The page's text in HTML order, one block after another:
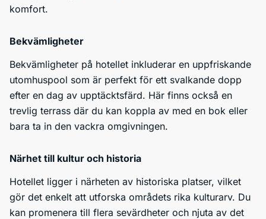
komfort.
Bekvämligheter
Bekvämligheter på hotellet inkluderar en uppfriskande
utomhuspool som är perfekt för ett svalkande dopp
efter en dag av upptäcktsfärd. Här finns också en
trevlig terrass där du kan koppla av med en bok eller
bara ta in den vackra omgivningen.
Närhet till kultur och historia
Hotellet ligger i närheten av historiska platser, vilket
gör det enkelt att utforska områdets rika kulturarv. Du
kan promenera till flera sevärdheter och njuta av det